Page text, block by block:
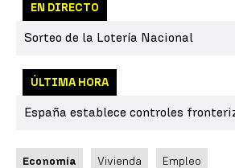
EN DIRECTO
Sorteo de la Lotería Nacional
ÚLTIMA HORA
España establece controles
Economía Vivienda Empleo